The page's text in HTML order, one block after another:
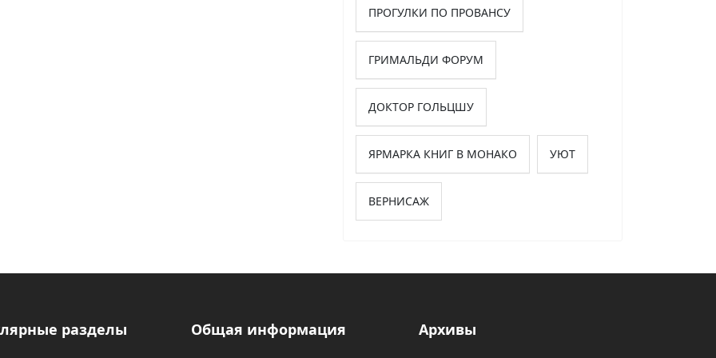
ПРОГУЛКИ ПО ПРОВАНСУ
ГРИМАЛЬДИ ФОРУМ
ДОКТОР ГОЛЬЦШУ
ЯРМАРКА КНИГ В МОНАКО УЮТ
ВЕРНИСАЖ
разделы Общая информация Архивы